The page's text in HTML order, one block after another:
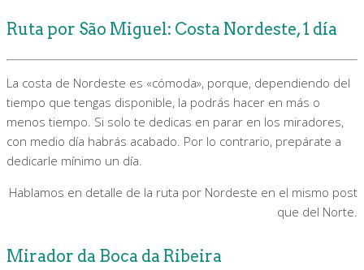
Ruta por São Miguel: Costa Nordeste, 1 día
La costa de Nordeste es «cómoda», porque, dependiendo del
tiempo que tengas disponible, la podrás hacer en más o
menos tiempo. Si solo te dedicas en parar en los miradores,
con medio día habrás acabado. Por lo contrario, prepárate a
dedicarle mínimo un día.
Hablamos en detalle de la ruta por Nordeste en el mismo post
que del Norte.
Mirador da Boca da Ribeira